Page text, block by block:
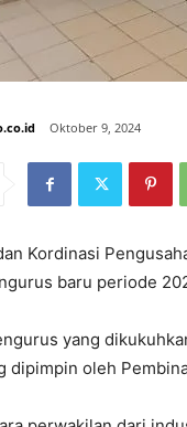
Oktober 9, 2024
Kordinasi
baru periode
yang
dipimpin oleh